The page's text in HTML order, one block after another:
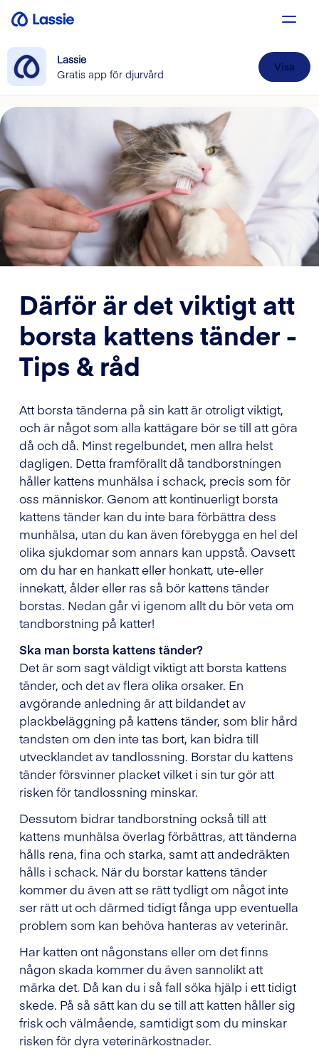
Lassie
Gratis app för djurvård
Visa
Därför är det viktigt att
borsta kattens tänder -
Tips & råd
Att borsta tänderna på sin katt är otroligt viktigt,
och är något som alla kattägare bör se till att göra
då och då. Minst regelbundet, men allra helst
dagligen. Detta framförallt då tandborstningen
håller kattens munhälsa i schack, precis som för
oss människor. Genom att kontinuerligt borsta
kattens tänder kan du inte bara förbättra dess
munhälsa, utan du kan även förebygga en hel del
olika sjukdomar som annars kan uppstå. Oavsett
om du har en hankatt eller honkatt, ute-eller
innekatt, ålder eller ras så bör kattens tänder
borstas. Nedan går vi igenom allt du bör veta om
tandborstning på katter!
Ska man borsta kattens tänder?
Det är som sagt väldigt viktigt att borsta kattens
tänder, och det av flera olika orsaker. En
avgörande anledning är att bildandet av
plackbeläggning på kattens tänder, som blir hård
tandsten om den inte tas bort, kan bidra till
utvecklandet av tandlossning. Borstar du kattens
tänder försvinner placket vilket i sin tur gör att
risken för tandlossning minskar.
Dessutom bidrar tandborstning också till att
kattens munhälsa överlag förbättras, att tänderna
hålls rena, fina och starka, samt att andedräkten
hålls i schack. När du borstar kattens tänder
kommer du även att se rätt tydligt om något inte
ser rätt ut och därmed tidigt fånga upp eventuella
problem som kan behöva hanteras av veterinär.
Har katten ont någonstans eller om det finns
någon skada kommer du även sannolikt att
märka det. Då kan du i så fall söka hjälp i ett tidigt
skede. På så sätt kan du se till att katten håller sig
frisk och välmående, samtidigt som du minskar
risken för dyra veterinärkostnader.